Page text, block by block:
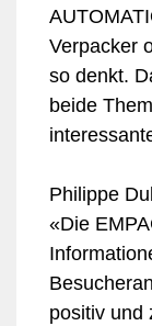
Verpacker
so denkt.
beide
Philippe
«Die
positiv und